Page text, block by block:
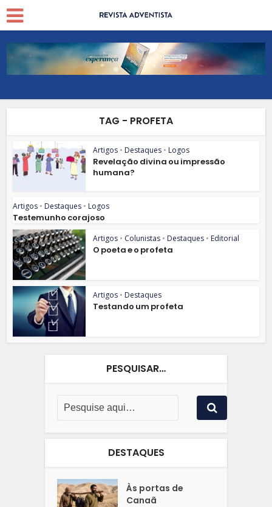
TAG - PROFETA
Artigos • Destaques • Logos
Revelação divina ou impressão
humana?
Artigos • Destaques • Logos
Testemunho corajoso
Artigos • Colunistas • Destaques • Editorial
O poeta e o profeta
Artigos • Destaques
Testando um profeta
PESQUISAR…
DESTAQUES
Às portas de
Canaã